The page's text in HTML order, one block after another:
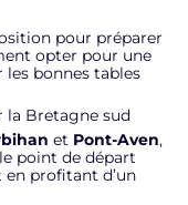
pour préparer
opter pour une
bonnes tables
la Bretagne sud
et Pont-Aven,
point de départ
profitant d’un